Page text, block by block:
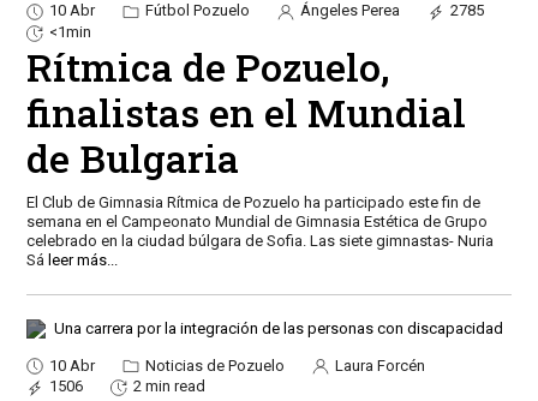
10 Abr Fútbol Pozuelo Ángeles Perea
2785
<1min
Rítmica de Pozuelo,
finalistas en el Mundial
de Bulgaria
El Club de Gimnasia Rítmica de Pozuelo ha participado este fin de
semana en el Campeonato Mundial de Gimnasia Estética de Grupo
celebrado en la ciudad búlgara de Sofia. Las siete gimnastas- Nuria
Sá leer más...
10 Abr Noticias de Pozuelo
Laura Forcén
1506
2 min read